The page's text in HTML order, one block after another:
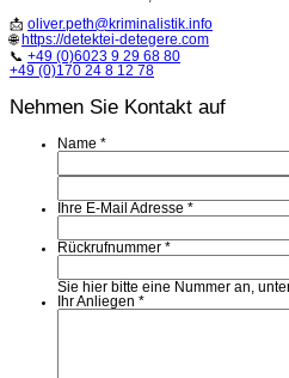
📩 oliver.peth@kriminalistik.info
🌐 https://detektei-detegere.com
📞 +49 (0)6023 9 29 68 80
+49 (0)170 24 8 12 78
Nehmen Sie Kontakt auf
Name *
Ihre E-Mail Adresse *
Rückrufnummer *
Sie hier bitte eine Nummer an,
Ihr Anliegen *